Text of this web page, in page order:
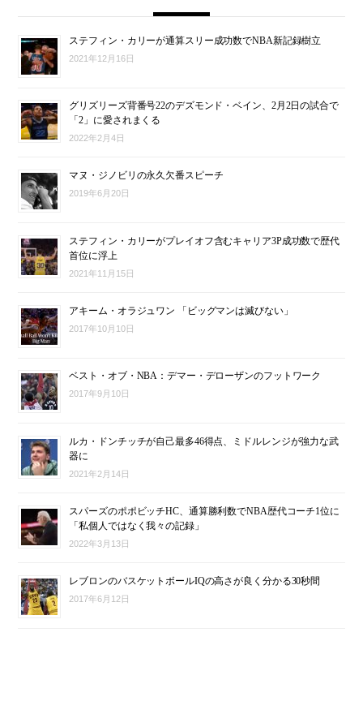
ステフィン・カリーが通算スリー成功数でNBA新記録樹立
2021年12月16日
グリズリーズ背番号22のデズモンド・ベイン、2月2日の試合で
「2」に愛されまくる
2022年2月4日
マヌ・ジノビリの永久欠番スピーチ
2019年6月20日
ステフィン・カリーがプレイオフ含むキャリア3P成功数で歴代
首位に浮上
2021年11月15日
アキーム・オラジュワン 「ビッグマンは滅びない」
2017年10月10日
ベスト・オブ・NBA：デマー・デローザンのフットワーク
2017年9月10日
ルカ・ドンチッチが自己最多46得点、ミドルレンジが強力な武
器に
2021年2月14日
スパーズのポポビッチHC、通算勝利数でNBA歴代コーチ1位に
「私個人ではなく我々の記録」
2022年3月13日
レブロンのバスケットボールIQの高さが良く分かる30秒間
2017年6月12日